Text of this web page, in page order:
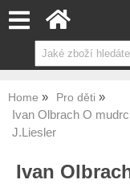
Home Pro děti
Ivan Olbrach O
J.Liesler
Ivan